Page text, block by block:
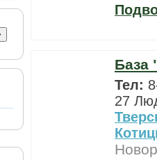
База
Тел:
27